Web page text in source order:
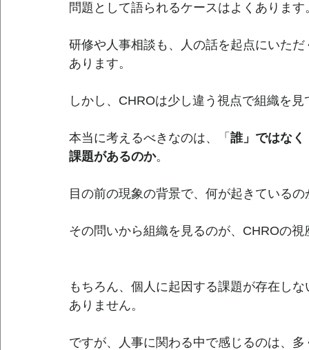
問題として語られるケースはよくあります
研修や人事相談も、人の話を起点にいただ
あります。
しかし、CHROは少し違う視点で組織を見
本当に考えるべきなのは、「 誰」ではなく
課題があるのか。
目の前の現象の背景で、何が起きているの
その問いから組織を見るのが、CHROの視
もちろん、個人に起因する課題が存在しな
ありません。
ですが、人事に関わる中で感じるのは、多